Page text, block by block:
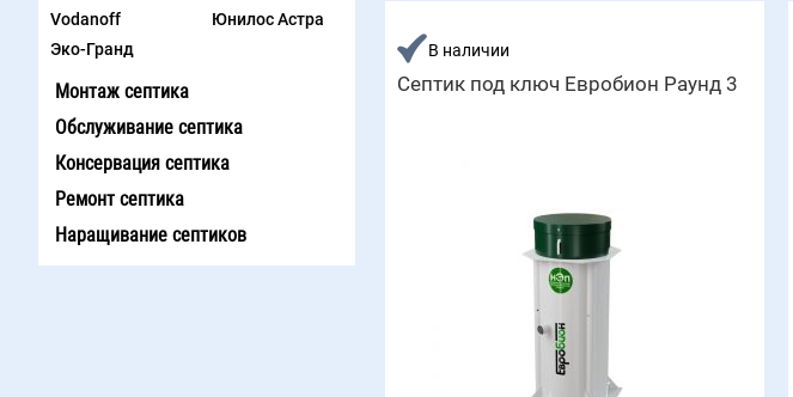
Vodanoff
Юнилос Астра
Эко-Гранд
Монтаж септика
Обслуживание септика
Консервация септика
Ремонт септика
Наращивание септиков
В наличии
Септик под ключ Евробион Раунд 3